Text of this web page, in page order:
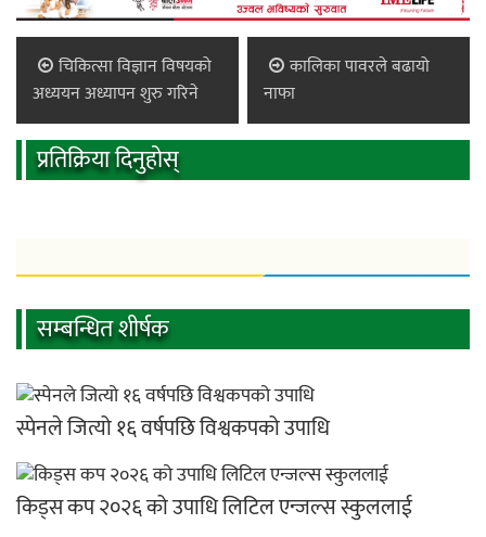
चिकित्सा विज्ञान विषयको
अध्ययन अध्यापन शुरु गरिने
कालिका पावरले बढायो
नाफा
प्रतिक्रिया दिनुहोस्
सम्बन्धित शीर्षक
स्पेनले जित्यो १६ वर्षपछि विश्वकपको उपाधि
किड्स कप २०२६ को उपाधि लिटिल एन्जल्स स्कुललाई